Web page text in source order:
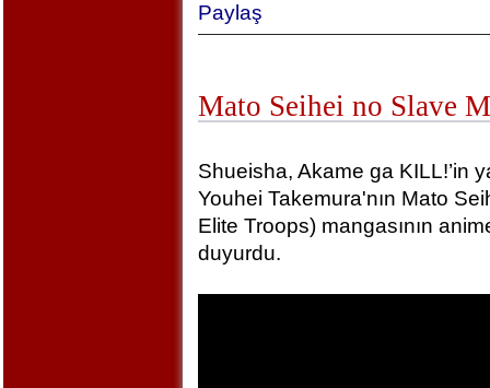
Paylaş
Mato Seihei no Slave
Shueisha, Akame ga KILL!’in
Youhei Takemura'nın Mato
Elite Troops) mangasının
duyurdu.